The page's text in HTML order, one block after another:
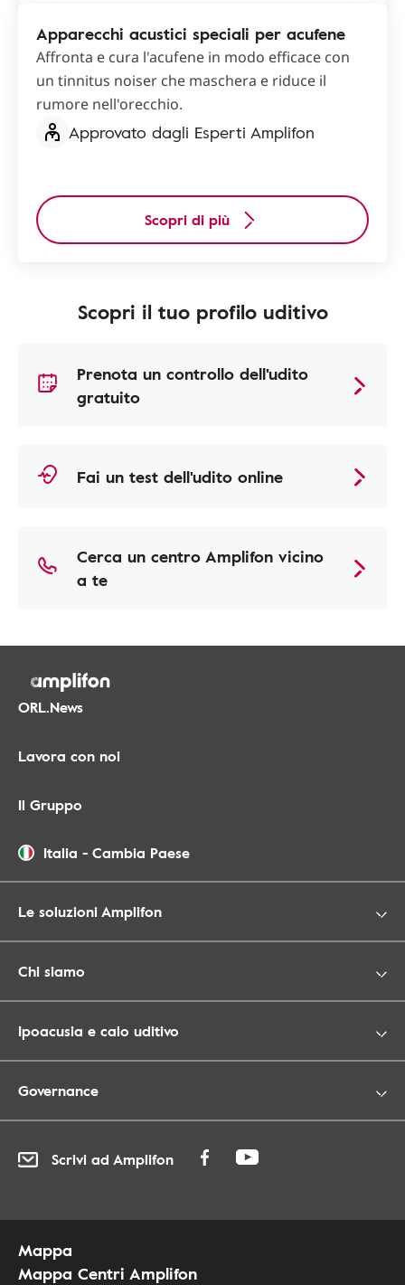
Apparecchi acustici speciali per acufene
Affronta e cura l'acufene in modo efficace con
un tinnitus noiser che maschera e riduce il
rumore nell'orecchio.
Approvato dagli Esperti Amplifon
Scopri di più
Scopri il tuo profilo uditivo
Prenota un controllo dell'udito
gratuito
Fai un test dell'udito online
Cerca un centro Amplifon vicino
a te
ORL.News
Lavora con noi
Il Gruppo
Italia - Cambia Paese
Le soluzioni Amplifon
Chi siamo
Ipoacusia e calo uditivo
Governance
Scrivi ad Amplifon
Mappa
Mappa Centri Amplifon